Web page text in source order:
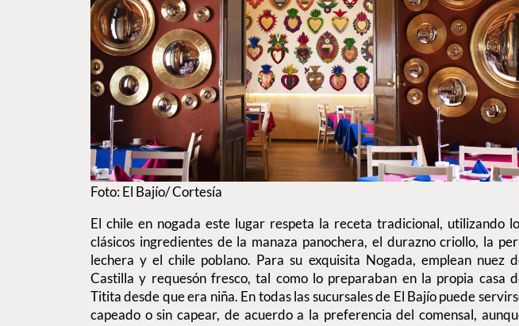
Foto: El Bajío/ Cortesía
El chile en nogada este lugar respeta la receta tradicional, utilizando
clásicos ingredientes de la manaza panochera, el durazno criollo, la
lechera y el chile poblano. Para su exquisita Nogada, emplean nuez
Castilla y requesón fresco, tal como lo preparaban en la propia casa
Titita desde que era niña. En todas las sucursales de El Bajío puede
capeado o sin capear, de acuerdo a la preferencia del comensal,